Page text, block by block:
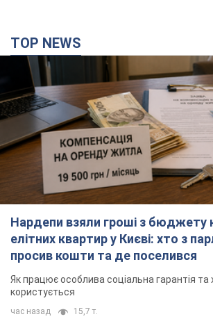
TOP NEWS
Нардепи взяли гроші з бюджету
елітних квартир у Києві: хто з
просив кошти та де поселився
Як працює особлива соціальна гарантія та
користується
час назад 15,7 т.